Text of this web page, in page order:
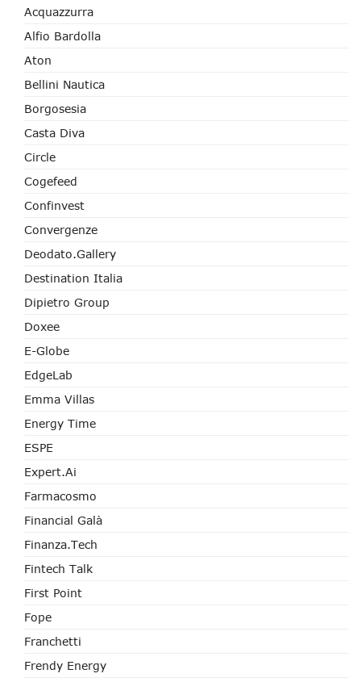
Acquazzurra
Alfio Bardolla
Aton
Bellini Nautica
Borgosesia
Casta Diva
Circle
Cogefeed
Confinvest
Convergenze
Deodato.Gallery
Destination Italia
Dipietro Group
Doxee
E-Globe
EdgeLab
Emma Villas
Energy Time
ESPE
Expert.ai
Farmacosmo
Financial Galà
Finanza.tech
Fintech Talk
First Point
Fope
Franchetti
Frendy Energy